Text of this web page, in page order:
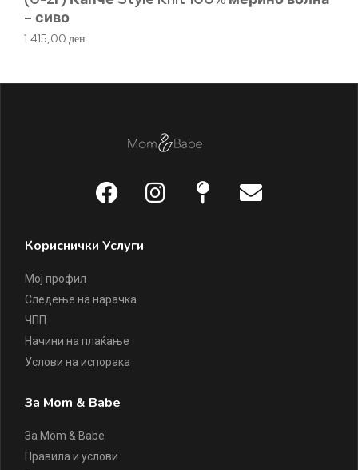
– сиво
1.415,00 ден
Кориснички Услуги
Мој профил
Следење на нарачка
ЧПП
Начини на плаќање
Услови на испорака
За Mom & Babe
За Mom & Babe
Правила и услови